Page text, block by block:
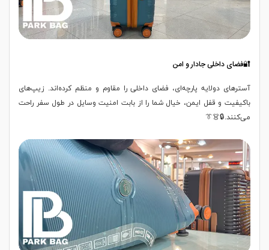
🔐فضای داخلی جادار و امن
آسترهای دولایه پارچه‌ای، فضای داخلی را مقاوم و منظم کرده‌اند. زیپ‌های
باکیفیت و قفل ایمن، خیال شما را از بابت امنیت وسایل در طول سفر راحت
می‌کنند.🔒👗👔